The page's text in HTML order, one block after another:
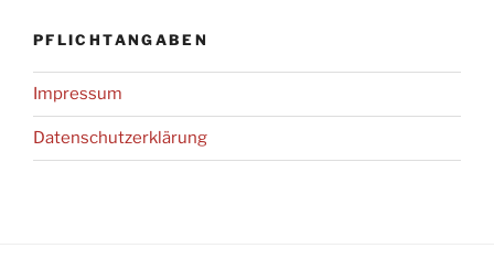
PFLICHTANGABEN
Impressum
Datenschutz­erklärung